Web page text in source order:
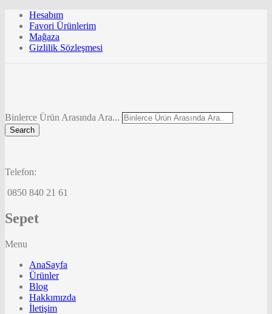
Hesabım
Favori Ürünlerim
Mağaza
Gizlilik Sözleşmesi
Binlerce Ürün Arasında Ara...
Search
Telefon:
0850 840 21 61
Sepet
Menu
AnaSayfa
Ürünler
Blog
Hakkımızda
İletişim